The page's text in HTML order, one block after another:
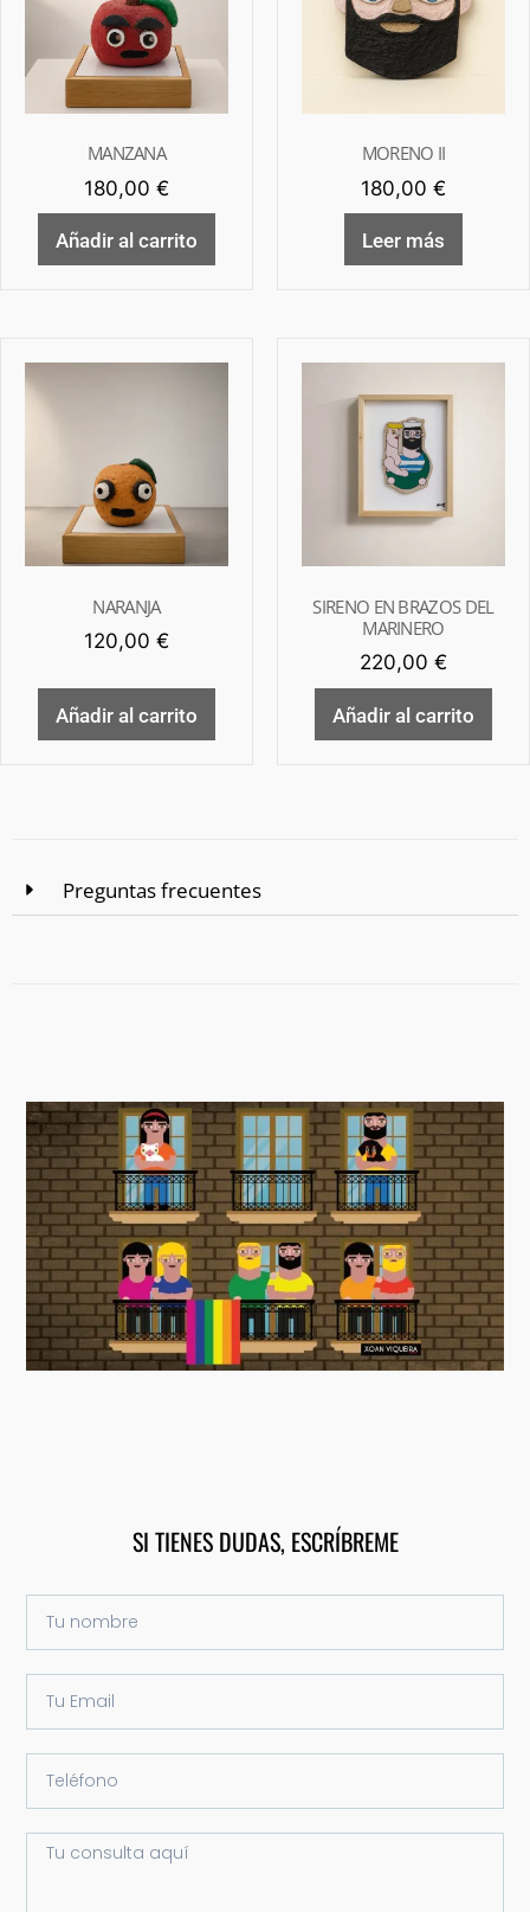
MANZANA
180,00 €
Añadir al carrito
MORENO II
180,00 €
Leer más
NARANJA
120,00 €
Añadir al carrito
SIRENO EN BRAZOS DEL
MARINERO
220,00 €
Añadir al carrito
Preguntas frecuentes
SI TIENES DUDAS, ESCRÍBREME